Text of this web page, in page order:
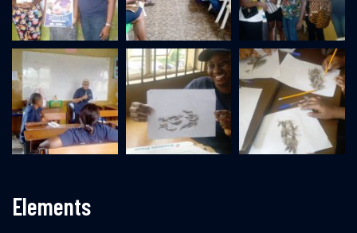
Elements